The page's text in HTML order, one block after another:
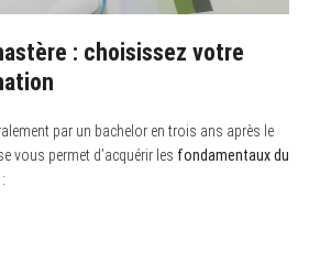
: choisissez votre
par un bachelor en trois ans après le
vous permet d’acquérir les fondamentaux du